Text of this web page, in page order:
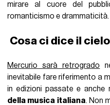
mirare al cuore del
romanticismo e drammaticità.
Cosa ci dice il
Mercurio sarà retrogrado
inevitabile fare riferimento a
in edizioni passate e anche
della musica italiana. Non